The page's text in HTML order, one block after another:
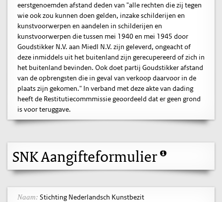
eerstgenoemden afstand deden van "alle rechten die zij tegen
wie ook zou kunnen doen gelden, inzake schilderijen en
kunstvoorwerpen en aandelen in schilderijen en
kunstvoorwerpen die tussen mei 1940 en mei 1945 door
Goudstikker N.V. aan Miedl N.V. zijn geleverd, ongeacht of
deze inmiddels uit het buitenland zijn gerecupereerd of zich in
het buitenland bevinden. Ook doet partij Goudstikker afstand
van de opbrengsten die in geval van verkoop daarvoor in de
plaats zijn gekomen." In verband met deze akte van dading
heeft de Restitutiecommmissie geoordeeld dat er geen grond
is voor teruggave.
SNK Aangifteformulier
Naam: Stichting Nederlandsch Kunstbezit